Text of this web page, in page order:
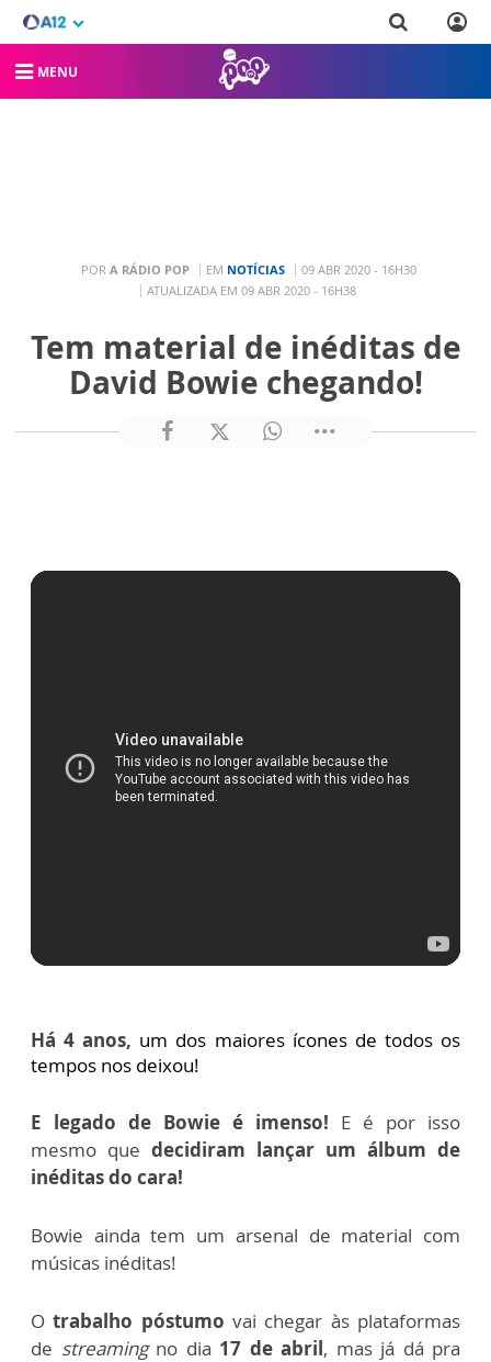
MENU
POR A RÁDIO POP EM NOTÍCIAS
09 ABR 2020 - 16H30
ATUALIZADA EM 09 ABR 2020 - 16H38
Tem material de inéditas de
David Bowie chegando!
Há 4 anos, um dos maiores ícones de todos os
tempos nos deixou!
E legado de Bowie é imenso! E é por isso
mesmo que decidiram lançar um álbum de
inéditas do cara!
Bowie ainda tem um arsenal de material com
músicas inéditas!
O trabalho póstumo vai chegar às plataformas
de streamingno dia 17 de abril, mas já dá pra